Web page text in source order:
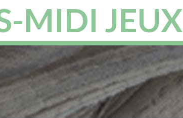
MIDI JEUX